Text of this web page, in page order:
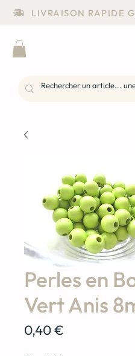
LIVRAISON RAPIDE
Perles en
Vert Anis
0,40 €